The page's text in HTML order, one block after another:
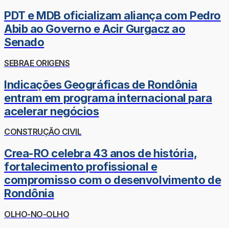
PDT e MDB oficializam aliança com Pedro
Abib ao Governo e Acir Gurgacz ao
Senado
SEBRAE ORIGENS
Indicações Geográficas de Rondônia
entram em programa internacional para
acelerar negócios
CONSTRUÇÃO CIVIL
Crea-RO celebra 43 anos de história,
fortalecimento profissional e
compromisso com o desenvolvimento de
Rondônia
OLHO-NO-OLHO